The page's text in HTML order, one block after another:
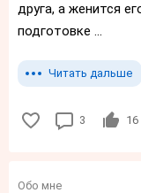
друга, а женится
подготовке ...
Читать дальше
3 16
Обо мне